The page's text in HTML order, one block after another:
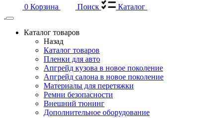
0 Корзина Поиск Каталог
Каталог товаров
Назад
Каталог товаров
Пленки для авто
Апгрейд кузова в новое поколение
Апгрейд салона в новое поколение
Материалы для перетяжки
Ремни безопасности
Внешний тюнинг
Дополнительное оборудование